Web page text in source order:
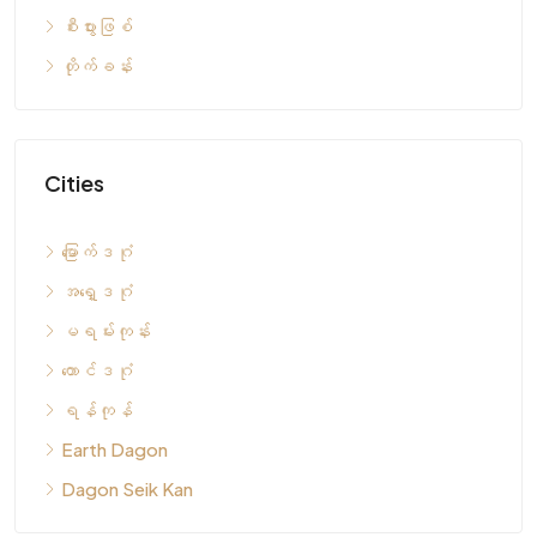
စီးပွားဖြစ်
တိုက်ခန်း
Cities
မြောက်ဒဂုံ
အရှေ့ဒဂုံ
မရမ်းကုန်း
တောင်ဒဂုံ
ရန်ကုန်
Earth Dagon
Dagon Seik Kan